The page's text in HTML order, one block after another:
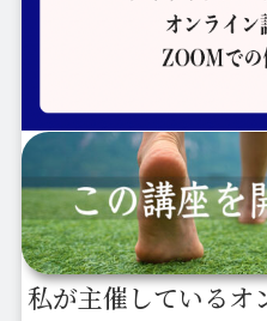
私が主催しているオ